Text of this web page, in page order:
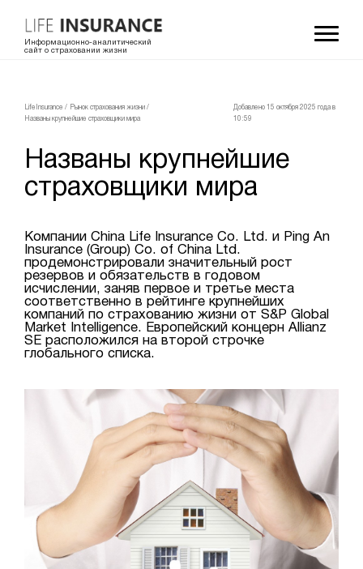
Информационно-аналитический
сайт о страховании жизни
LifeInsurance / Рынок страхования жизни /
Названы крупнейшие страховщики мира
Добавлено 15 октября 2025 года в
10:59
Названы крупнейшие
страховщики мира
Компании China Life Insurance Co. Ltd. и Ping An
Insurance (Group) Co. of China Ltd.
продемонстрировали значительный рост
резервов и обязательств в годовом
исчислении, заняв первое и третье места
соответственно в рейтинге крупнейших
компаний по страхованию жизни от S&P Global
Market Intelligence. Европейский концерн Allianz
SE расположился на второй строчке
глобального списка.